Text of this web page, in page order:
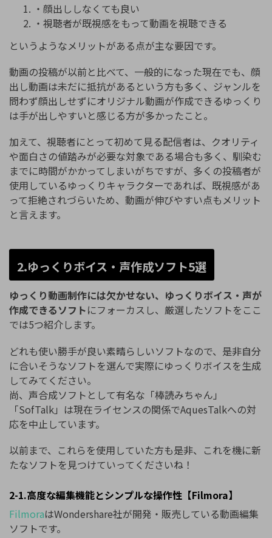
・顔出ししなくても良い
・視聴者が既視感をもって動画を視聴できる
というようなメリットがある点が主な要因です。
動画の投稿が以前と比べて、一般的になった現在でも、顔
出し動画は未だに抵抗があるという方も多く、ジャンルを
問わず顔出しせずにオリジナル動画が作成できるゆっくり
は手が出しやすいと感じる方が多かったこと。
加えて、視聴者にとって初めて見る配信者は、クオリティ
や面白さの値踏みが必要な対象である場合も多く、馴染む
までに時間がかかってしまいがちですが、多くの投稿者が
使用しているゆっくりキャラクターであれば、既視感があ
って拒絶されづらいため、動画が伸びやすい点もメリット
と言えます。
2.ゆっくりボイス・声作成ソフト5選
ゆっくり動画制作には欠かせない、ゆっくりボイス・声が
作成できるソフトにフォーカスし、厳選したソフトをここ
では5つ紹介します。
どれも使い勝手が良い素晴らしいソフトなので、是非自分
に合いそうなソフトを選んで実際にゆっくりボイスを生成
してみてください。
尚、声合成ソフトとして有名な「棒読みちゃん」
「SofTalk」は現在ライセンスの関係でAquesTalkへの対
応を中止しています。
以前まで、これらを使用していた方も是非、これを機に新
たなソフトを見つけていってくださいね！
2-1.高度な編集機能とシンプルな操作性【Filmora】
FilmoraはWondershare社が開発・販売している動画編集
ソフトです。